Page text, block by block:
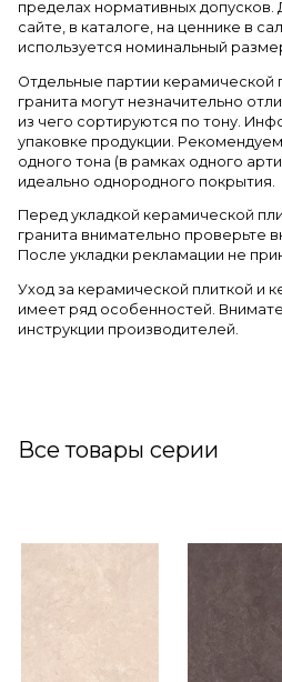
пределах нормативных
сайте, в каталоге, на ценнике в
используется номинальный
Отдельные партии керамической
гранита могут незначительно
из чего сортируются по тону.
упаковке продукции.
одного тона (в рамках одного
идеально однородного покрытия.
Перед укладкой керамической
гранита внимательно проверьте
После укладки рекламации не
Уход за керамической плиткой и
имеет ряд особенностей.
инструкции производителей.
Все товары серии